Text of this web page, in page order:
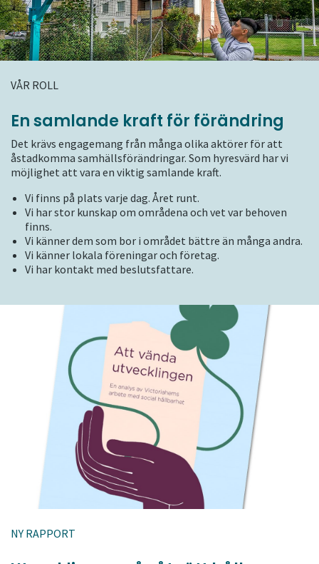
VÅR ROLL
En samlande kraft för förändring
Det krävs engagemang från många olika aktörer för att
åstadkomma samhällsförändringar. Som hyresvärd har vi
möjlighet att vara en viktig samlande kraft.
Vi finns på plats varje dag. Året runt.
Vi har stor kunskap om områdena och vet var behoven
finns.
Vi känner dem som bor i området bättre än många andra.
Vi känner lokala föreningar och företag.
Vi har kontakt med beslutsfattare.
NY RAPPORT